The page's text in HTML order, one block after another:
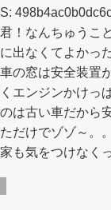
！なんちゅうこ
出なくてよかっ
の窓は安全装置
エンジンかけっ
は古い車だから
だけでゾゾ～。。
も気をつけなく